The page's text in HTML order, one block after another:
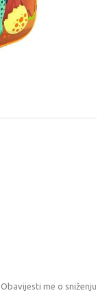
Obavijesti me o sniženju